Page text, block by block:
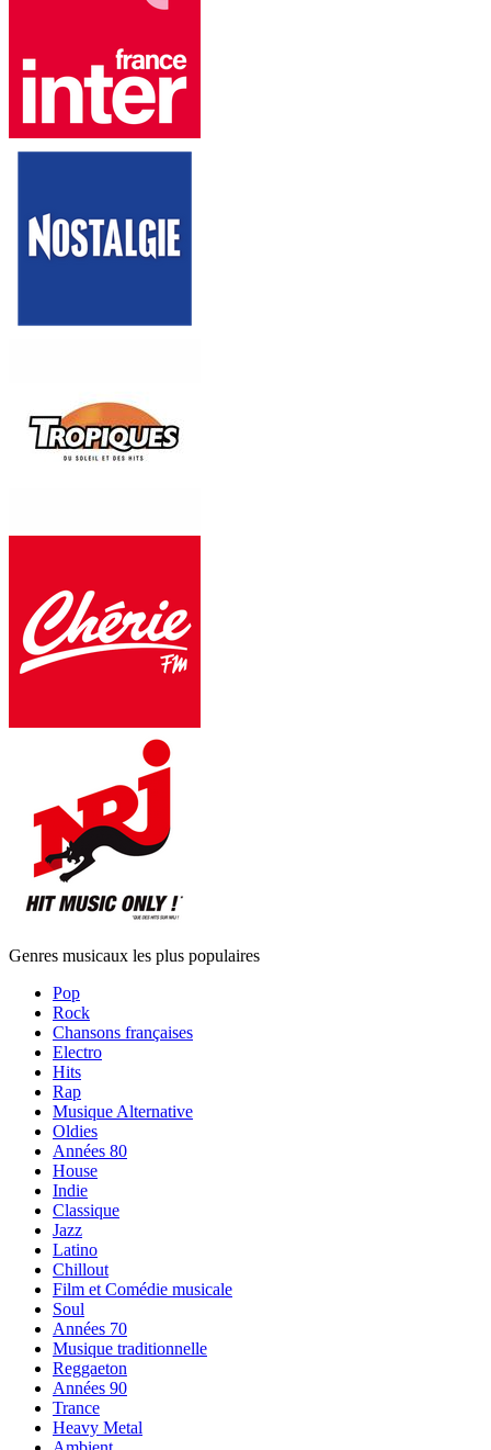
Genres musicaux les plus populaires
Pop
Rock
Chansons françaises
Electro
Hits
Rap
Musique Alternative
Oldies
Années 80
House
Indie
Classique
Jazz
Latino
Chillout
Film et Comédie musicale
Soul
Années 70
Musique traditionnelle
Reggaeton
Années 90
Trance
Heavy Metal